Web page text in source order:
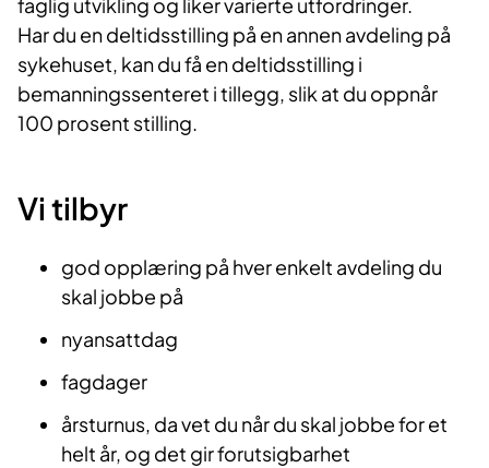
Har du en deltidsstilling på en annen avdeling på
sykehuset, kan du få en deltidsstilling i
bemanningssenteret i tillegg, slik at du oppnår
100 prosent stilling.
Vi tilbyr
god opplæring på hver enkelt avdeling du
skal jobbe på
nyansattdag
fagdager
årsturnus, da vet du når du skal jobbe for et
helt år, og det gir forutsigbarhet